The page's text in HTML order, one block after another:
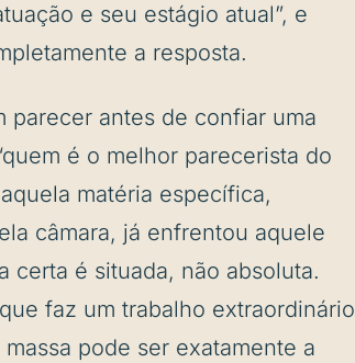
e seu estágio atual”, e
a resposta.
parecer antes de confiar uma
é o melhor parecerista do
matéria específica,
câmara, já enfrentou aquele
certa é situada, não absoluta.
faz um trabalho extraordinário
pode ser exatamente a